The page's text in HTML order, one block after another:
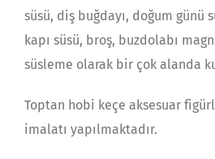
süsü, diş buğdayı, doğum günü
kapı süsü, broş, buzdolabı
süsleme olarak bir çok alanda
Toptan hobi keçe aksesuar
imalatı yapılmaktadır.